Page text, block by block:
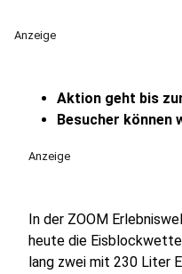
Anzeige
Aktion geht bis
Besucher können
Anzeige
In der ZOOM
heute die
lang zwei mit 230 Liter